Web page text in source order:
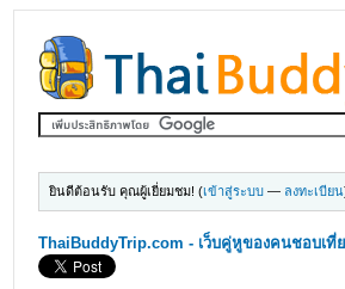
ยินดีต้อนรับ คุณผู้เยี่ยมชม! (เข้าสู่ระบบ — ลงทะเบียน
ThaiBuddyTrip.com - เว็บคู่หูของคนชอบเที่